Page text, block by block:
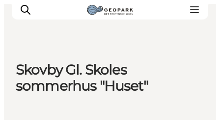
Skovby Gl. Skoles
sommerhus "Huset"